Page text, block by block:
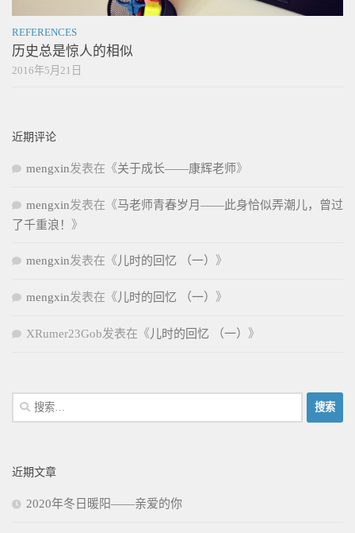
REFERENCES
历史总是惊人的相似
2016年5月21日
近期评论
mengxin发表在《关于成长——康辉老师》
mengxin发表在《马老师青春岁月——此身恰似弄潮儿，曾过
了千重浪！ 》
mengxin发表在《 儿时的回忆 （一） 》
mengxin发表在《 儿时的回忆 （一） 》
XRumer23Gob发表在《 儿时的回忆 （一） 》
搜
索：
近期文章
2020年冬日暖阳——亲爱的你